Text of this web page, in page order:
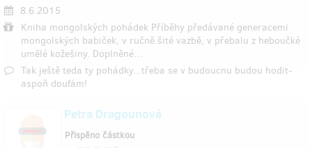
8.6.2015
Kniha mongolských pohádek Příběhy předávané generacemi
mongolských babiček, v ručně šité vazbě, v přebalu z heboučké
umělé kožešiny. Doplněné…
Tak ještě teda ty pohádky...třeba se v budoucnu budou hodit-
aspoň doufám!
Petra Dragounová
Přispěno částkou